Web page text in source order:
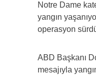
Notre Dame
yangın
operasyon
ABD Başkanı
mesajıyla